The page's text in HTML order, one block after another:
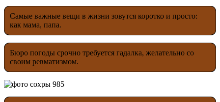
Самые важные вещи в жизни зовутся коротко и просто:
как мама, папа.
Бюро погоды срочно требуется гадалка, желательно со
своим ревматизмом.